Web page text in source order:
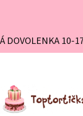
DOVOLENKA 10-